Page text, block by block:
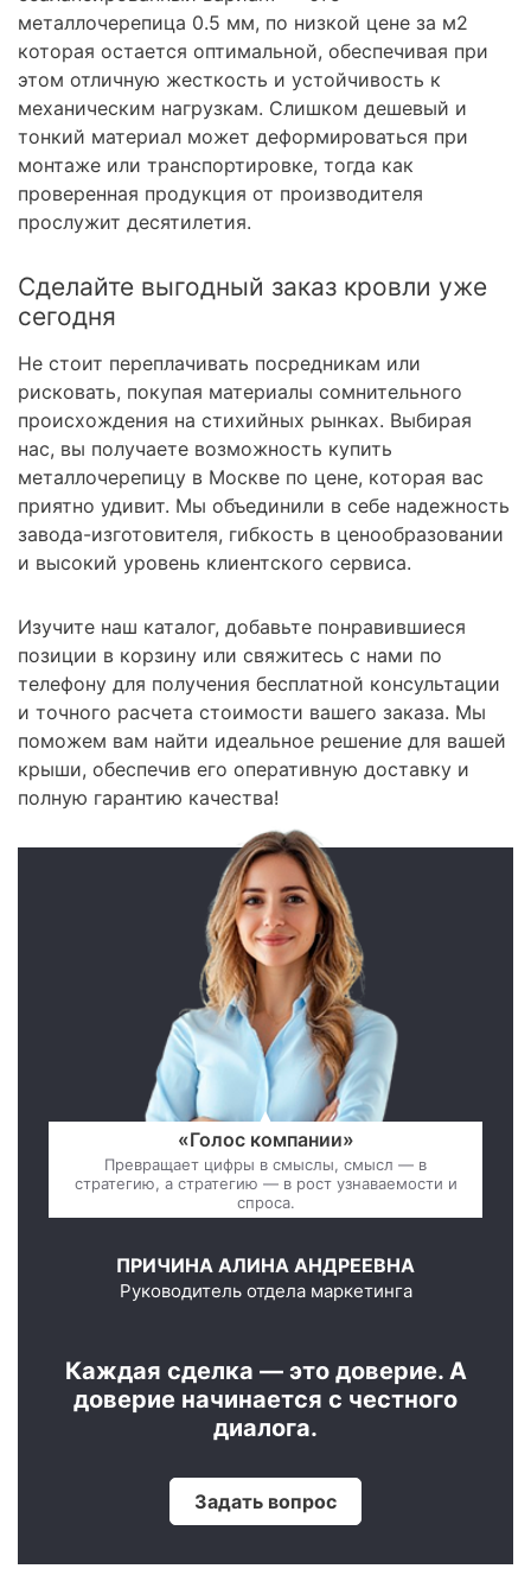
металлочерепица 0.5 мм, по низкой цене за м2
которая остается оптимальной, обеспечивая при
этом отличную жесткость и устойчивость к
механическим нагрузкам. Слишком дешевый и
тонкий материал может деформироваться при
монтаже или транспортировке, тогда как
проверенная продукция от производителя
прослужит десятилетия.
Сделайте выгодный заказ кровли уже
сегодня
Не стоит переплачивать посредникам или
рисковать, покупая материалы сомнительного
происхождения на стихийных рынках. Выбирая
нас, вы получаете возможность купить
металлочерепицу в Москве по цене, которая вас
приятно удивит. Мы объединили в себе надежность
завода-изготовителя, гибкость в ценообразовании
и высокий уровень клиентского сервиса.
Изучите наш каталог, добавьте понравившиеся
позиции в корзину или свяжитесь с нами по
телефону для получения бесплатной консультации
и точного расчета стоимости вашего заказа. Мы
поможем вам найти идеальное решение для вашей
крыши, обеспечив его оперативную доставку и
полную гарантию качества!
«Голос компании»
Превращает цифры в смыслы, смысл — в
стратегию, а стратегию — в рост узнаваемости и
спроса.
ПРИЧИНА АЛИНА АНДРЕЕВНА
Руководитель отдела маркетинга
Каждая сделка — это доверие. А
доверие начинается с честного
диалога.
Задать вопрос